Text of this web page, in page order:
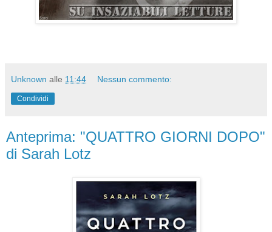
Unknown alle 11:44 Nessun commento:
Condividi
Anteprima: "QUATTRO GIORNI DOPO"
di Sarah Lotz